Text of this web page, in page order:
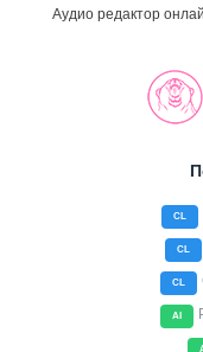
Аудио редактор
CL
CL
CL
AI